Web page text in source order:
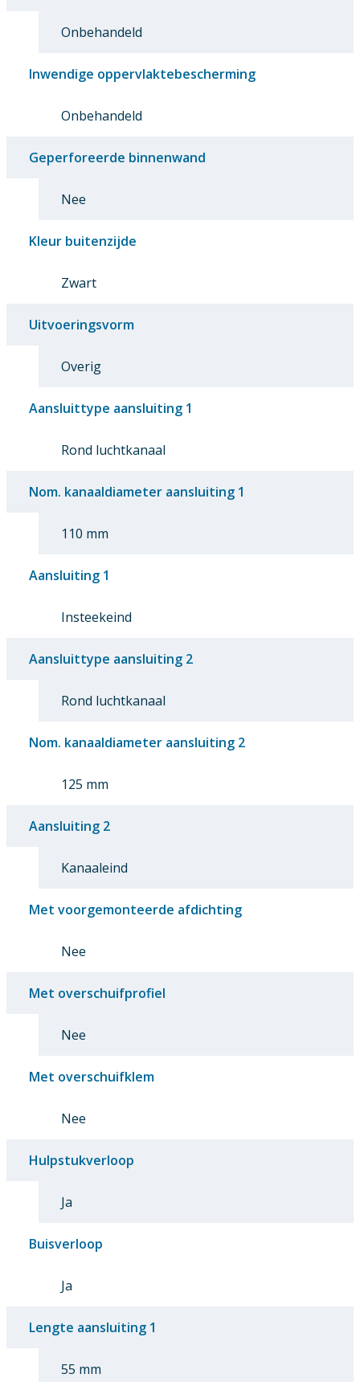
Onbehandeld
Inwendige oppervlaktebescherming
Onbehandeld
Geperforeerde binnenwand
Nee
Kleur buitenzijde
Zwart
Uitvoeringsvorm
Overig
Aansluittype aansluiting 1
Rond luchtkanaal
Nom. kanaaldiameter aansluiting 1
110 mm
Aansluiting 1
Insteekeind
Aansluittype aansluiting 2
Rond luchtkanaal
Nom. kanaaldiameter aansluiting 2
125 mm
Aansluiting 2
Kanaaleind
Met voorgemonteerde afdichting
Nee
Met overschuifprofiel
Nee
Met overschuifklem
Nee
Hulpstukverloop
Ja
Buisverloop
Ja
Lengte aansluiting 1
55 mm